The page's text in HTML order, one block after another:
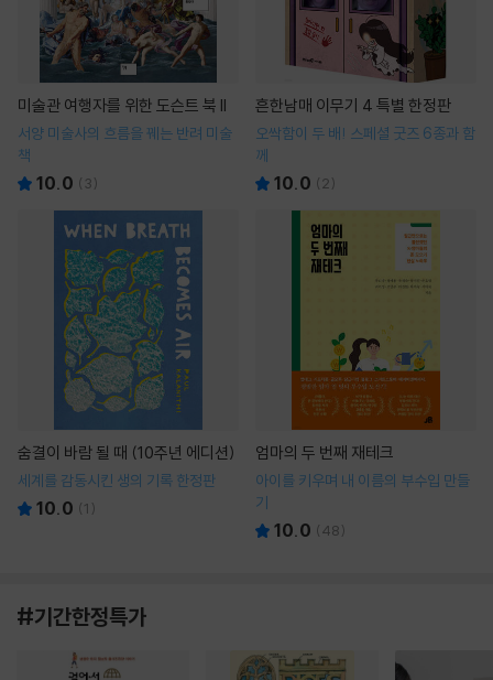
미술관 여행자를 위한 도슨트 북 II
서양 미술사의 흐름을 꿰는 반려 미술
책
10.0 ( 3)
흔한남매 이무기 4 특별 한정판
오싹함이 두 배! 스페셜 굿즈 6종과 함
께
10.0 ( 2)
숨결이 바람 될 때 (10주년 에디션)
세계를 감동시킨 생의 기록 한정판
10.0 (1 )
엄마의 두 번째 재테크
아이를 키우며 내 이름의 부수입 만들
기
10.0 (48)
#기간한정특가